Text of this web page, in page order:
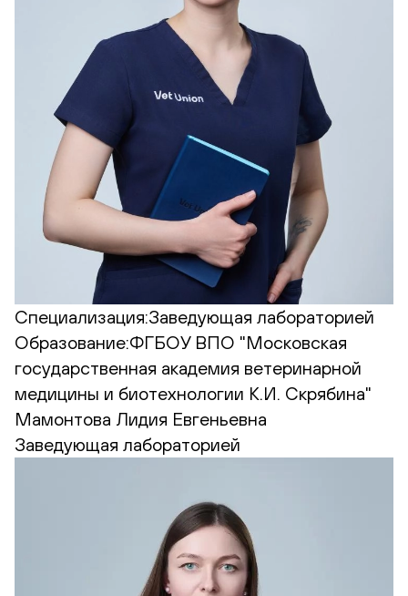
Специализация:Заведующая лабораторией
Образование:ФГБОУ ВПО "Московская
государственная академия ветеринарной
медицины и биотехнологии К.И. Скрябина"
Мамонтова Лидия Евгеньевна
Заведующая лабораторией